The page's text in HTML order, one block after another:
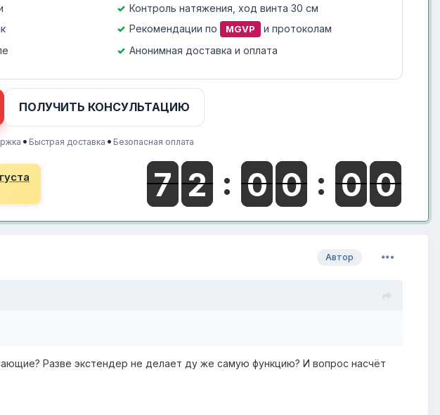
Контроль натяжения, ход винта 30 см
Рекомендации по MGVP
и протоколам
Анонимная доставка и оплата
ПОЛУЧИТЬ КОНСУЛЬТАЦИЮ
• Быстрая доставка • Безопасная оплата
Автор
Разве экстендер не делает ду же самую функцию? И вопрос насчёт